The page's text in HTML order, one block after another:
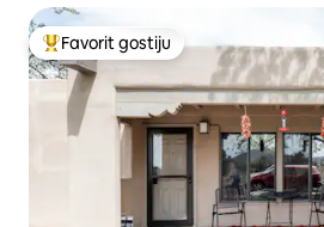
Glavni favorit gostiju
Favorit gostiju